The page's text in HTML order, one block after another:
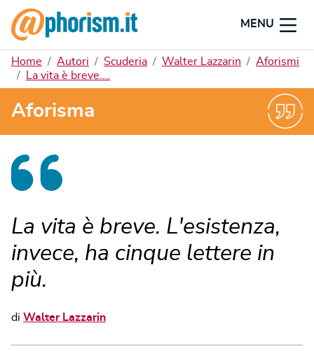
MENU
Home Autori Scuderia Walter Lazzarin
Aforismi
La vita è breve.…
Aforisma
La vita è breve. L'esistenza,
invece, ha cinque lettere in
più.
di Walter Lazzarin